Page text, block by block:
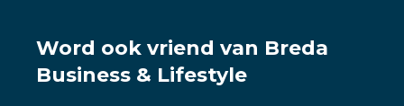
Word ook vriend van Breda
Business & Lifestyle